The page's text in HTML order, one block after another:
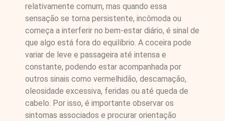
relativamente comum, mas quando essa
sensação se torna persistente, incômoda ou
começa a interferir no bem-estar diário, é sinal de
que algo está fora do equilíbrio. A coceira pode
variar de leve e passageira até intensa e
constante, podendo estar acompanhada por
outros sinais como vermelhidão, descamação,
oleosidade excessiva, feridas ou até queda de
cabelo. Por isso, é importante observar os
sintomas associados e procurar orientação